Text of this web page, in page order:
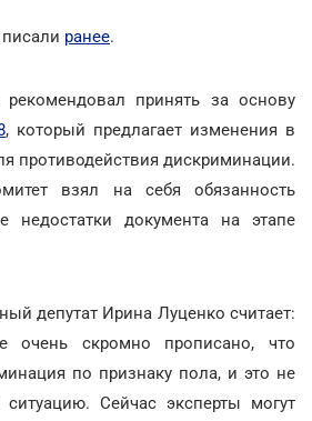
ранее.
рекомендовал принять за основу
, который предлагает изменения в
противодействия дискриминации.
взял на себя обязанность
недостатки документа на этапе
депутат Ирина Луценко считает:
очень скромно прописано, что
по признаку пола, и это не
ситуацию. Сейчас эксперты могут